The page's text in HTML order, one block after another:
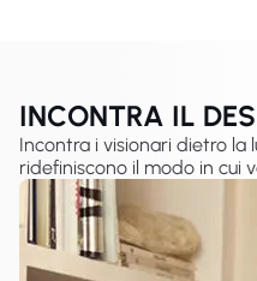
INCONTRA IL
Incontra i visionari dietro la
ridefiniscono il modo in cui